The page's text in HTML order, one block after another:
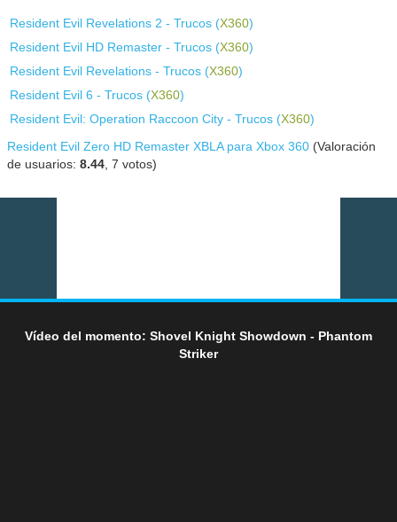
Resident Evil Revelations 2 - Trucos (X360)
Resident Evil HD Remaster - Trucos (X360)
Resident Evil Revelations - Trucos (X360)
Resident Evil 6 - Trucos (X360)
Resident Evil: Operation Raccoon City - Trucos (X360)
Resident Evil Zero HD Remaster XBLA para Xbox 360 (Valoración
de usuarios:8.44 ,7 votos)
Vídeo del momento: Shovel Knight Showdown - Phantom
Striker